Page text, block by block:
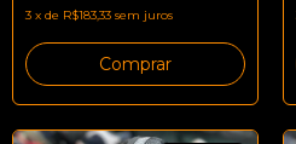
3 x de R$183,33 sem juros
Comprar